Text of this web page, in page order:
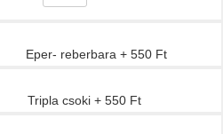
Eper- reberbara + 550 Ft
Tripla csoki + 550 Ft